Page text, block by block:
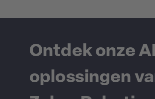
Ontdek onze
oplossingen